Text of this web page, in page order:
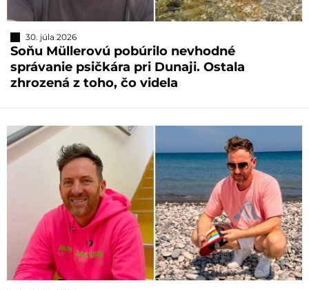
30. júla 2026
Soňu Müllerovú pobúrilo nevhodné
správanie psičkára pri Dunaji. Ostala
zhrozená z toho, čo videla